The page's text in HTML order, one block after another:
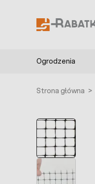
Ogrodzenia
Strona główna >